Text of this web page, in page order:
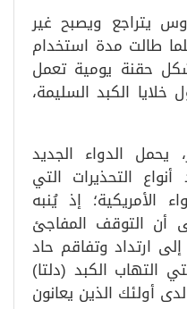
يتراجع ويصبح غير
طالت مدة استخدام
حقنة يومية تعمل
الكبد السليمة،
يحمل الدواء الجديد
التحذيرات التي
الأمريكية؛ إذ يُنبه
أن التوقف المفاجئ
ارتداد وتفاقم حاد
التهاب الكبد (دلتا)
أولئك الذين يعانون